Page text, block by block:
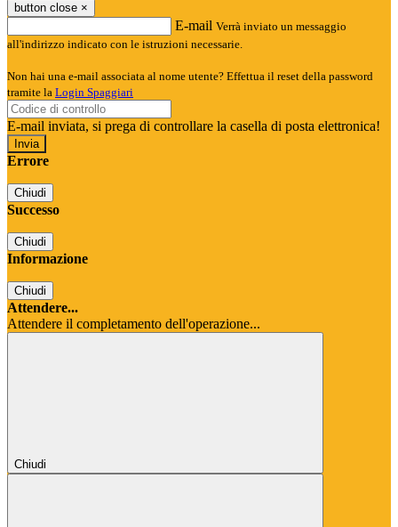
button close ×
E-mail Verrà inviato un messaggio
all'indirizzo indicato con le istruzioni necessarie.
Non hai una e-mail associata al nome utente? Effettua il reset della password
tramite la Login Spaggiari
E-mail inviata, si prega di controllare la casella di posta elettronica!
Errore
Chiudi
Successo
Chiudi
Informazione
Chiudi
Attendere...
Attendere il completamento dell'operazione...
Chiudi